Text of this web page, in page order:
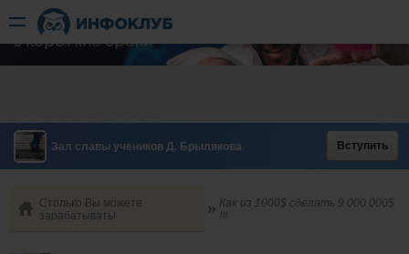
Быстрый разгон
​в короткие сроки
Зал славы учеников Д. Брылякова Вступить
Столько Вы можете
зарабатывать!
Как из 1000$ сделать 9 000 000$
!!!